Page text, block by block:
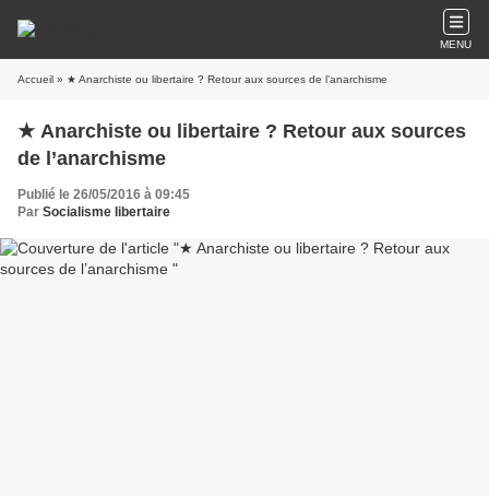
MENU
Accueil » ★ Anarchiste ou libertaire ? Retour aux sources de l’anarchisme
★ Anarchiste ou libertaire ? Retour aux sources
de l’anarchisme
Publié le 26/05/2016 à 09:45
Par Socialisme libertaire